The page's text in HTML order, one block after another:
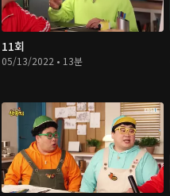
11회
05/13/2022 • 13분